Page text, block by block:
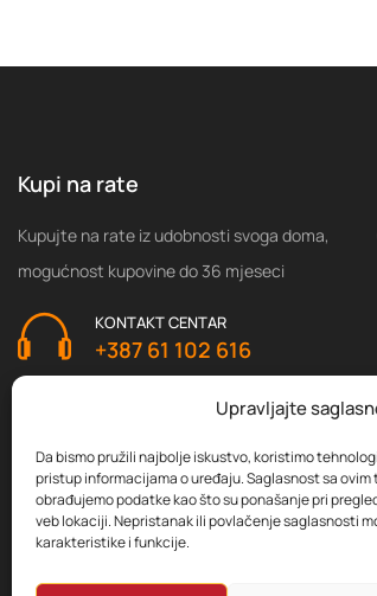
Upravljajte
Da bismo pružili najbolje iskustvo, koristimo
pristup informacijama o uređaju. Saglasnost sa
obrađujemo podatke kao što su ponašanje pri
veb lokaciji. Nepristanak ili povlačenje saglasnosti
karakteristike i funkcije.
Kupi na rate
Kupujte na rate iz udobnosti svoga doma,
mogućnost kupovine do 36 mjeseci
KONTAKT CENTAR
+387 61 102 616